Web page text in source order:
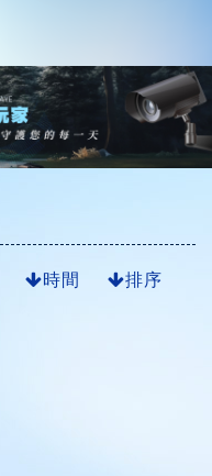
時間 排序